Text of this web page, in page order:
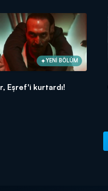
YENİ BÖLÜM
Eşref'i kurtardı!